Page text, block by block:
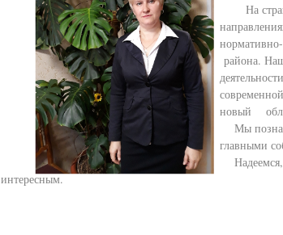
На
района.
новый
Мы
главными
Надеемся,
интересным.